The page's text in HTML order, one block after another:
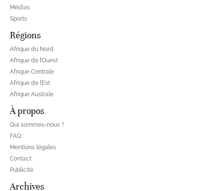
Médias
Sports
Régions
Afrique du Nord
Afrique de l’Ouest
Afrique Centrale
Afrique de l’Est
Afrique Australe
À propos
Qui sommes-nous ?
FAQ
Mentions légales
Contact
Publicité
Archives